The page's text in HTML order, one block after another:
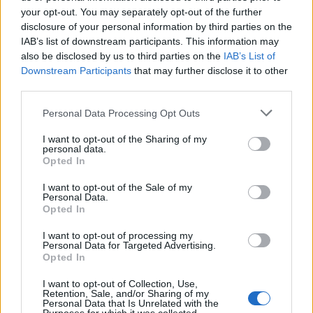
your opt-out. You may separately opt-out of the further
disclosure of your personal information by third parties on the
IAB’s list of downstream participants. This information may
also be disclosed by us to third parties on the IAB’s List of
Downstream Participants that may further disclose it to other
Personal Data Processing Opt Outs
I want to opt-out of the Sharing of my
personal data.
Opted In
I want to opt-out of the Sale of my
Personal Data.
Opted In
I want to opt-out of processing my
Personal Data for Targeted Advertising.
Opted In
I want to opt-out of Collection, Use,
Retention, Sale, and/or Sharing of my
Personal Data that Is Unrelated with the
Συγκινημένος ο Δήμαρχος Πειραιά από την
συνάντησή του με τον Ηλ. Υφαντή